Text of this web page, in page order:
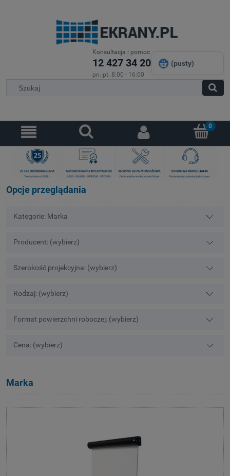
Konsultacja i pomoc
12 427 34 20
pn.-pt. 8:00 - 16:00
(pusty)
Opcje przeglądania
Kategorie: Marka
Producent: (wybierz)
Szerokość projekcyjna: (wybierz)
Rodzaj: (wybierz)
Format powierzchni roboczej: (wybierz)
Cena: (wybierz)
Marka